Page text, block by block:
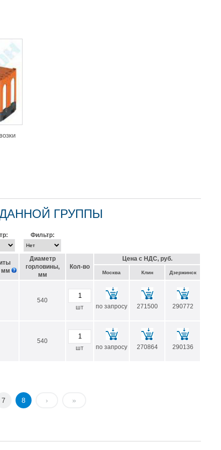
— это сертифицированная тара для перевозки дизельного
свето- и термостабилизированного
службы резервуара. Повреждения и трещины на
или строительного фена. Процедура заварки трещин
нужно искать, где купить аксессуары для подключения
комплектующие: топливозаборники, уровнемеры,
фикс-пакеты
отводы, патрубки, сделать любую другую
всегда готовы помочь в выборе бака или бочки для
ГРУППЫ
Фильтр:
мм
Диаметр
горловины,
мм
Кол-во
Цена с НДС, руб.
Москва Клин Дзержинск
540
шт
по запросу 271500 290772
540
шт
по запросу 270864 290136
7 8 › »